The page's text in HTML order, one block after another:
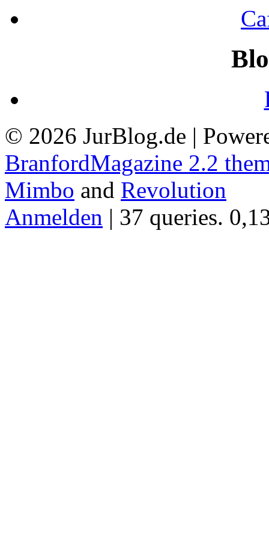
© 2026 JurBlog.de |
BranfordMagazine 2.2
Mimbo and Revolution
Anmelden | 37 queries.